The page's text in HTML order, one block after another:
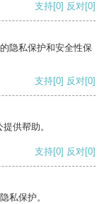
支持[0] 反对[0]
隐私保护和安全性保
支持[0] 反对[0]
供帮助。
支持[0] 反对[0]
私保护。